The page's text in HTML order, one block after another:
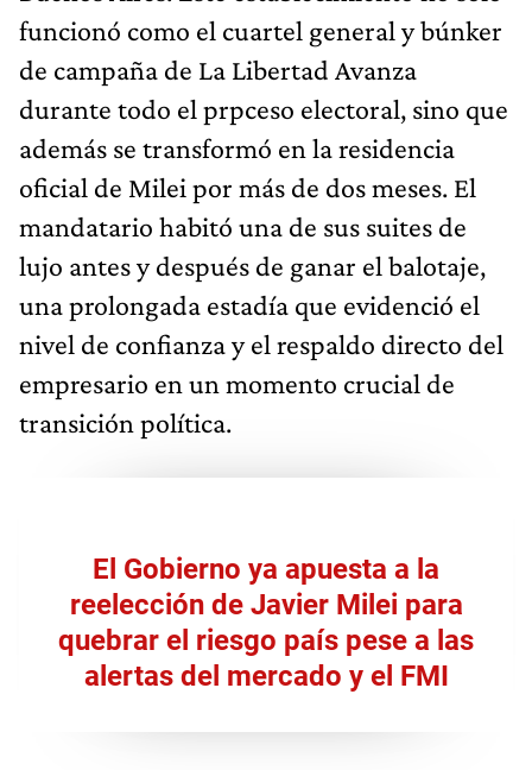
funcionó como el cuartel general y búnker
de campaña de La Libertad Avanza
durante todo el prpceso electoral, sino que
además se transformó en la residencia
oficial de Milei por más de dos meses. El
mandatario habitó una de sus suites de
lujo antes y después de ganar el balotaje,
una prolongada estadía que evidenció el
nivel de confianza y el respaldo directo del
empresario en un momento crucial de
transición política.
El Gobierno ya apuesta a la
reelección de Javier Milei para
quebrar el riesgo país pese a las
alertas del mercado y el FMI